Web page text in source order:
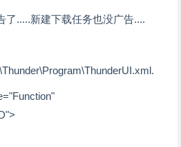
了.....新建下载任务也没广告....